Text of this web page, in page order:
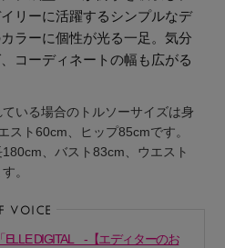
リーに活躍するシンプルなデ
ラーに個性が光る一足。気分
コーディネートの幅も広がる
いる場合のトルソーサイズは身
スト60cm、ヒップ85cmです。
、バスト83cm、ウエスト
。
ELLE DIGITAL -【エディターのお